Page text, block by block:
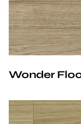
Wonder